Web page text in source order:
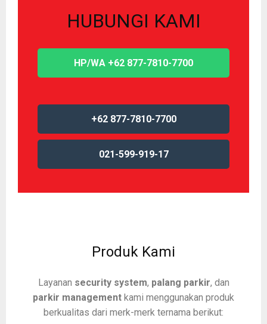
HUBUNGI KAMI
HP/WA +62 877-7810-7700
+62 877-7810-7700
021-599-919-17
Produk Kami
Layanan security system, palang parkir, dan
parkir management kami menggunakan produk
berkualitas dari merk-merk ternama berikut: